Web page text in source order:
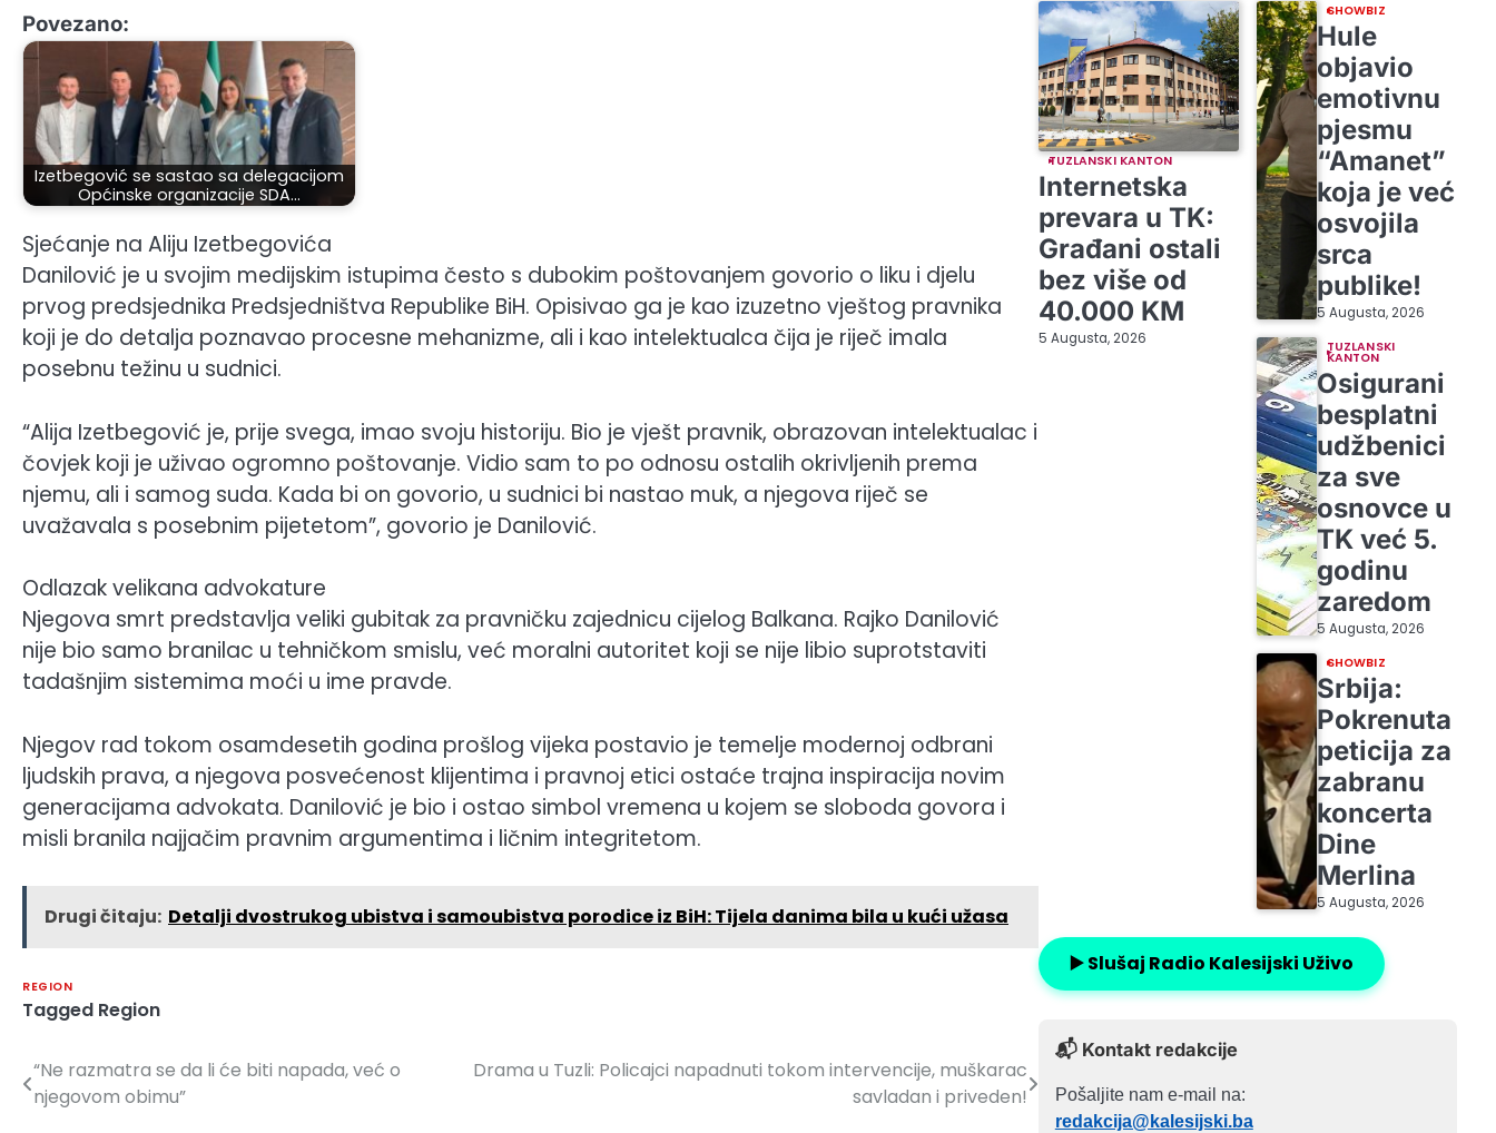
Povezano:
Izetbegović se sastao sa delegacijom
Općinske organizacije SDA…
Sjećanje na Aliju Izetbegovića
Danilović je u svojim medijskim istupima često s dubokim poštovanjem govorio o liku i djelu
prvog predsjednika Predsjedništva Republike BiH. Opisivao ga je kao izuzetno vještog pravnika
koji je do detalja poznavao procesne mehanizme, ali i kao intelektualca čija je riječ imala
posebnu težinu u sudnici.
“Alija Izetbegović je, prije svega, imao svoju historiju. Bio je vješt pravnik, obrazovan intelektualac i
čovjek koji je uživao ogromno poštovanje. Vidio sam to po odnosu ostalih okrivljenih prema
njemu, ali i samog suda. Kada bi on govorio, u sudnici bi nastao muk, a njegova riječ se
uvažavala s posebnim pijetetom”, govorio je Danilović.
Odlazak velikana advokature
Njegova smrt predstavlja veliki gubitak za pravničku zajednicu cijelog Balkana. Rajko Danilović
nije bio samo branilac u tehničkom smislu, već moralni autoritet koji se nije libio suprotstaviti
tadašnjim sistemima moći u ime pravde.
Njegov rad tokom osamdesetih godina prošlog vijeka postavio je temelje modernoj odbrani
ljudskih prava, a njegova posvećenost klijentima i pravnoj etici ostaće trajna inspiracija novim
generacijama advokata. Danilović je bio i ostao simbol vremena u kojem se sloboda govora i
misli branila najjačim pravnim argumentima i ličnim integritetom.
Drugi čitaju: Detalji dvostrukog ubistva i samoubistva porodice iz BiH: Tijela danima bila u kući užasa
REGION
Tagged Region
Navigacija
članaka
“Ne razmatra se da li će biti napada, već o
njegovom obimu”
Drama u Tuzli: Policajci napadnuti tokom intervencije, muškarac
savladan i priveden!
TUZLANSKI KANTON
Internetska
prevara u TK:
Građani ostali
bez više od
40.000 KM
5 Augusta, 2026
SHOWBIZ
Hule
objavio
emotivnu
pjesmu
“Amanet”
koja je već
osvojila
srca
publike!
5 Augusta, 2026
TUZLANSKI
KANTON
Osigurani
besplatni
udžbenici
za sve
osnovce u
TK već 5.
godinu
zaredom
5 Augusta, 2026
SHOWBIZ
Srbija:
Pokrenuta
peticija za
zabranu
koncerta
Dine
Merlina
5 Augusta, 2026
▶️ Slušaj Radio Kalesijski Uživo
📬 Kontakt redakcije
Pošaljite nam e-mail na:
redakcija@kalesijski.ba